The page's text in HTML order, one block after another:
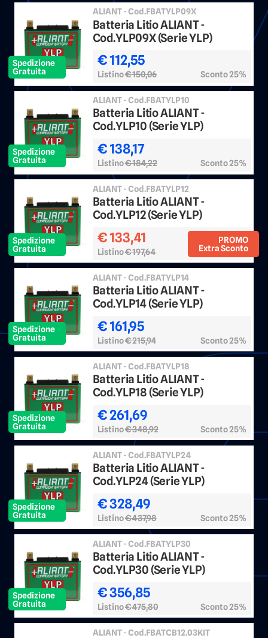
Spedizione
Gratuita
ALIANT - Cod.FBATYLP09X
Batteria Litio ALIANT -
Cod.YLP09X (Serie YLP)
€ 112,55
Listino€ 150,06 Sconto 25%
Spedizione
Gratuita
ALIANT - Cod.FBATYLP10
Batteria Litio ALIANT -
Cod.YLP10 (Serie YLP)
€ 138,17
Listino€ 184,22 Sconto 25%
Spedizione
Gratuita
ALIANT - Cod.FBATYLP12
Batteria Litio ALIANT -
Cod.YLP12 (Serie YLP)
PROMO
Extra Sconto
€ 133,41
Listino€ 197,64 Sconto 25%
Spedizione
Gratuita
ALIANT - Cod.FBATYLP14
Batteria Litio ALIANT -
Cod.YLP14 (Serie YLP)
€ 161,95
Listino€ 215,94 Sconto 25%
Spedizione
Gratuita
ALIANT - Cod.FBATYLP18
Batteria Litio ALIANT -
Cod.YLP18 (Serie YLP)
€ 261,69
Listino€ 348,92 Sconto 25%
Spedizione
Gratuita
ALIANT - Cod.FBATYLP24
Batteria Litio ALIANT -
Cod.YLP24 (Serie YLP)
€ 328,49
Listino€ 437,98 Sconto 25%
Spedizione
Gratuita
ALIANT - Cod.FBATYLP30
Batteria Litio ALIANT -
Cod.YLP30 (Serie YLP)
€ 356,85
Listino€ 475,80 Sconto 25%
ALIANT - Cod.FBATCB12.03KIT